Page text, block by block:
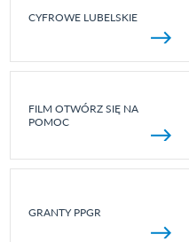
CYFROWE LUBELSKIE
FILM OTWÓRZ SIĘ NA
POMOC
GRANTY PPGR